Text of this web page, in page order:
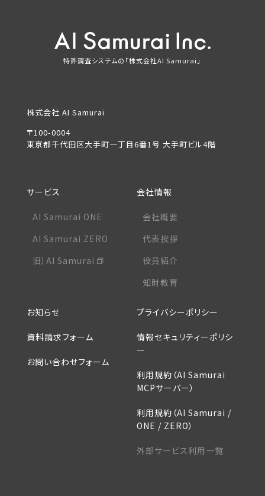
特許調査システムの「株式会社AI Samurai」
株式会社 AI Samurai
〒100-0004
東京都千代田区大手町一丁目6番1号 大手町ビル4階
サービス
AI Samurai ONE
AI Samurai ZERO
旧）AI Samurai
会社情報
会社概要
代表挨拶
役員紹介
知財教育
お知らせ
資料請求フォーム
お問い合わせフォーム
プライバシーポリシー
情報セキュリティーポリシ
ー
利用規約（AI Samurai
MCPサーバー）
利用規約（AI Samurai /
ONE / ZERO）
外部サービス利用一覧